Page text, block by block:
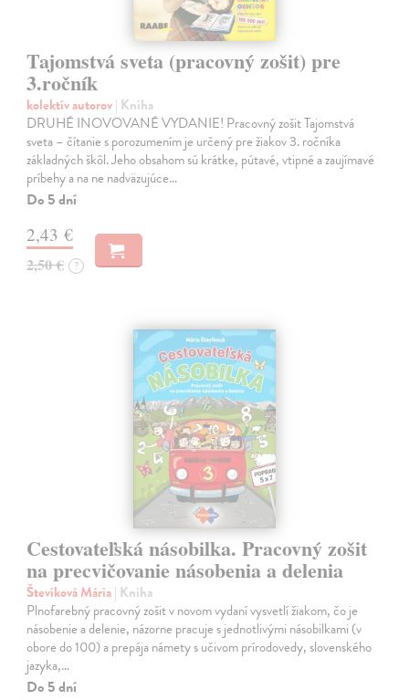
Tajomstvá sveta (pracovný zošit) pre
3.ročník
kolektív autorov| Kniha
DRUHÉ INOVOVANÉ VYDANIE! Pracovný zošit Tajomstvá
sveta – čítanie s porozumením je určený pre žiakov 3. ročníka
základných škôl. Jeho obsahom sú krátke, pútavé, vtipné a zaujímavé
príbehy a na ne nadväzujúce…
Do 5 dní
2,43 €
2,50 € ?
Cestovateľská násobilka. Pracovný zošit
na precvičovanie násobenia a delenia
Števíková Mária| Kniha
Plnofarebný pracovný zošit v novom vydaní vysvetlí žiakom, čo je
násobenie a delenie, názorne pracuje s jednotlivými násobilkami (v
obore do 100) a prepája námety s učivom prírodovedy, slovenského
jazyka,…
Do 5 dní